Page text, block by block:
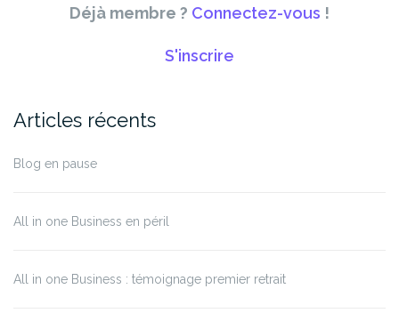
Déjà membre ? Connectez-vous !
S'inscrire
Articles récents
Blog en pause
All in one Business en péril
All in one Business : témoignage premier retrait